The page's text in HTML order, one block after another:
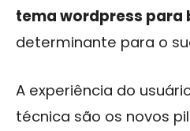
tema wordpress para
determinante para o
A experiência do
técnica são os novos